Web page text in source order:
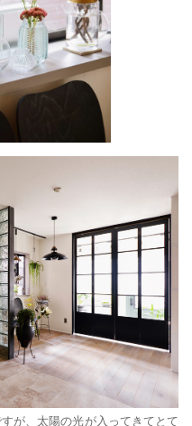
が、太陽の光が入ってきてとて